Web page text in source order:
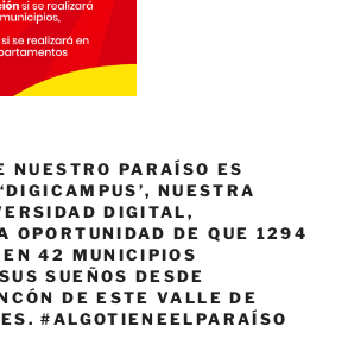
NUESTRO PARAÍSO ES
NUESTRA
DIGITAL,
OPORTUNIDAD DE QUE 1294
42 MUNICIPIOS
SUEÑOS DESDE
DE ESTE VALLE DE
#ALGOTIENEELPARAÍSO